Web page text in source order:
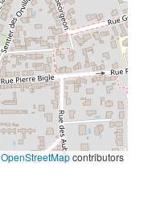
OpenStreetMapcontributors